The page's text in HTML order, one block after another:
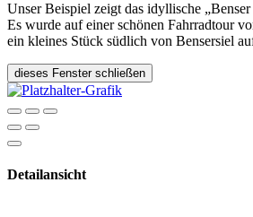
Unser Beispiel zeigt das idyllische „Benser
Es wurde auf einer schönen Fahrradtour
ein kleines Stück südlich von Bensersiel
dieses Fenster schließen
Detailansicht